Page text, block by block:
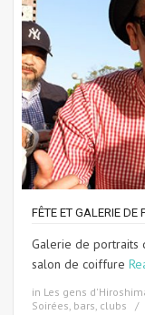
FÊTE ET GALERIE DE
Galerie de portraits
salon de coiffure
in Les gens
Soirées, bars, clubs